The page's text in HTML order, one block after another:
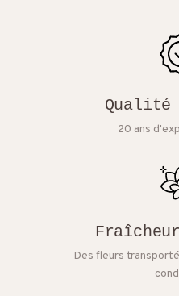
Qualité
20 ans
Des fleurs